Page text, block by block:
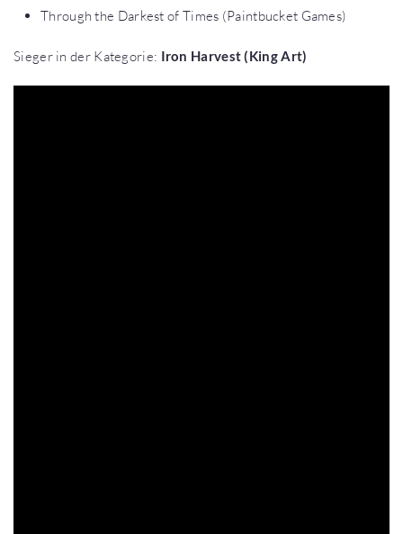
Through the Darkest of Times (Paintbucket Games)
Sieger in der Kategorie: Iron Harvest (King Art)